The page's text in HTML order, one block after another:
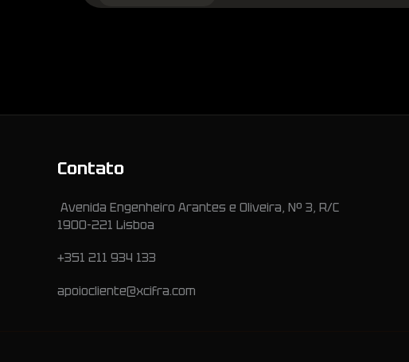
Contato
Avenida Engenheiro Arantes e Oliveira, Nº 3, R/C
1900-221 Lisboa
+351 211 934 133
apoiocliente@xcifra.com